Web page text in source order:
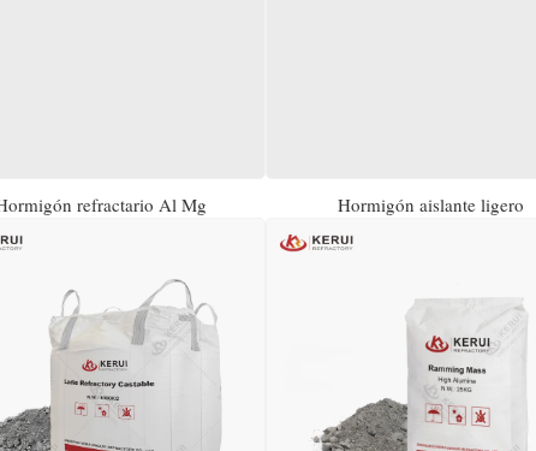
refractario Al Mg Hormigón aislante ligero